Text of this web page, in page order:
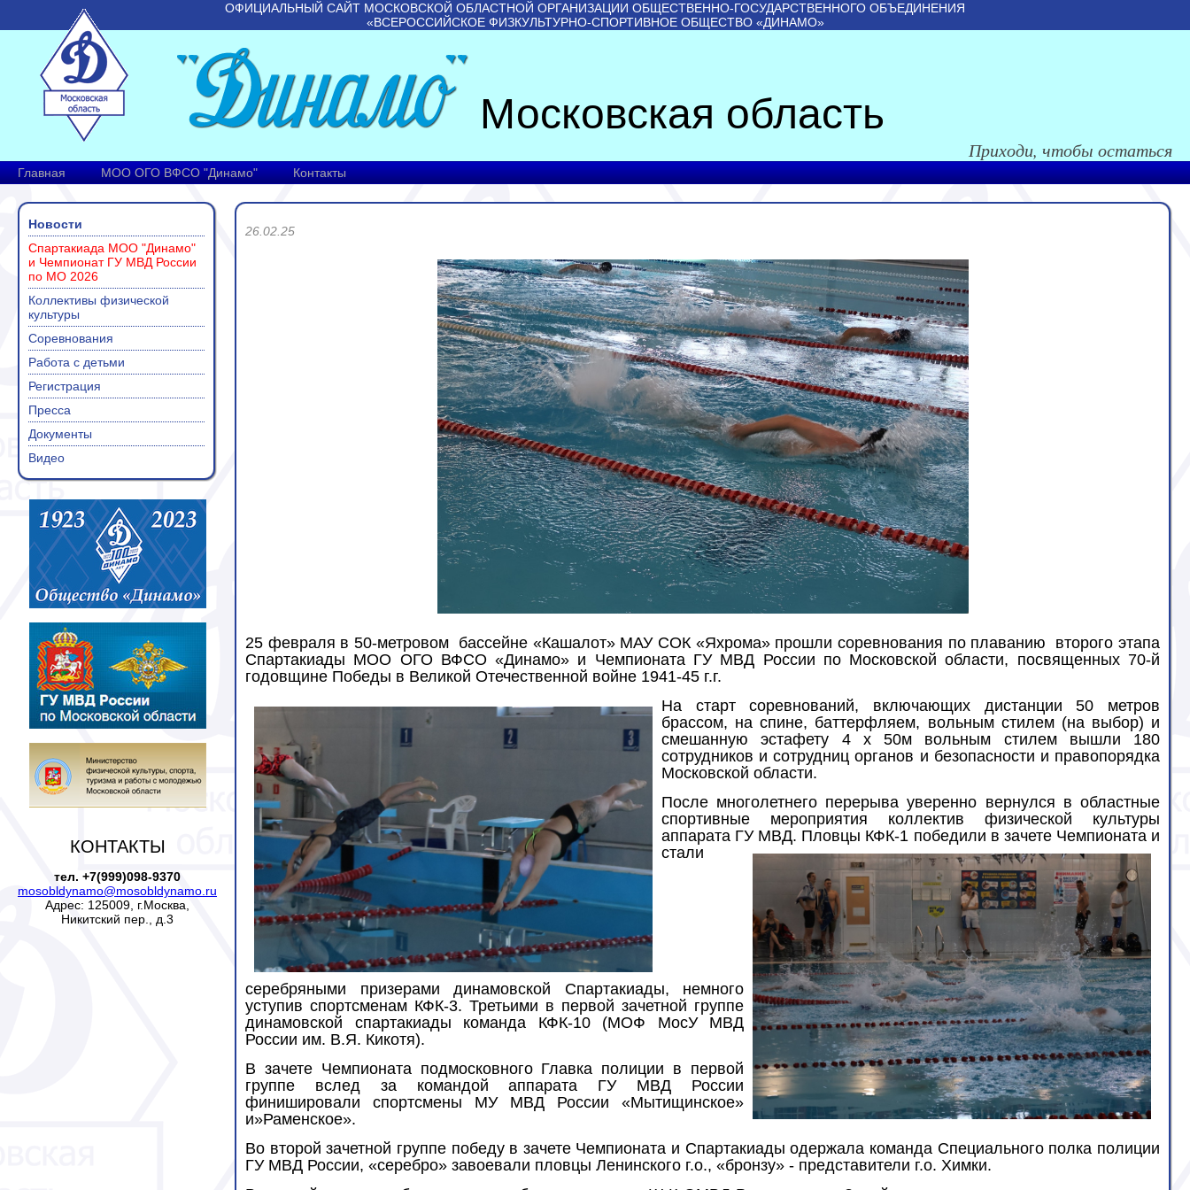
ОФИЦИАЛЬНЫЙ САЙТ МОСКОВСКОЙ ОБЛАСТНОЙ ОРГАНИЗАЦИИ ОБЩЕСТВЕННО-ГОСУДАРСТВЕННОГО ОБЪЕДИНЕНИЯ
«ВСЕРОССИЙСКОЕ ФИЗКУЛЬТУРНО-СПОРТИВНОЕ ОБЩЕСТВО «ДИНАМО»
Московская область
Приходи, чтобы остаться
Главная МОО ОГО ВФСО "Динамо" Контакты
Новости
Спартакиада МОО "Динамо"
и Чемпионат ГУ МВД России
по МО 2026
Коллективы физической
культуры
Соревнования
Работа с детьми
Регистрация
Пресса
Документы
Видео
КОНТАКТЫ
тел. +7(999)098-9370
mosobldynamo@mosobldynamo.ru
Адрес: 125009, г.Москва,
Никитский пер., д.3
26.02.25
25 февраля в 50-метровом бассейне «Кашалот» МАУ СОК «Яхрома» прошли соревнования по плаванию
второго этапа
Спартакиады МОО ОГО ВФСО «Динамо» и Чемпионата ГУ МВД России по Московской области, посвященных 70-й
годовщине Победы в Великой Отечественной войне 1941-45 г.г.
На старт соревнований, включающих дистанции 50 метров
брассом, на спине, баттерфляем, вольным стилем (на выбор) и
смешанную эстафету 4 х 50м вольным стилем вышли 180
сотрудников и сотрудниц органов и безопасности и правопорядка
Московской области.
После многолетнего перерыва уверенно вернулся в областные
спортивные мероприятия коллектив физической культуры
аппарата ГУ МВД. Пловцы КФК-1 победили в зачете Чемпионата и
стали
серебряными призерами динамовской Спартакиады, немного
уступив спортсменам КФК-3. Третьими в первой зачетной группе
динамовской спартакиады команда КФК-10 (МОФ МосУ МВД
России им. В.Я. Кикотя).
В зачете Чемпионата подмосковного Главка полиции в первой
группе вслед за командой аппарата ГУ МВД России
финишировали спортсмены МУ МВД России «Мытищинское»
и»Раменское».
Во второй зачетной группе победу в зачете Чемпионата и Спартакиады одержала команда Специального полка полиции
ГУ МВД России, «серебро» завоевали пловцы Ленинского г.о., «бронзу» - представители г.о. Химки.